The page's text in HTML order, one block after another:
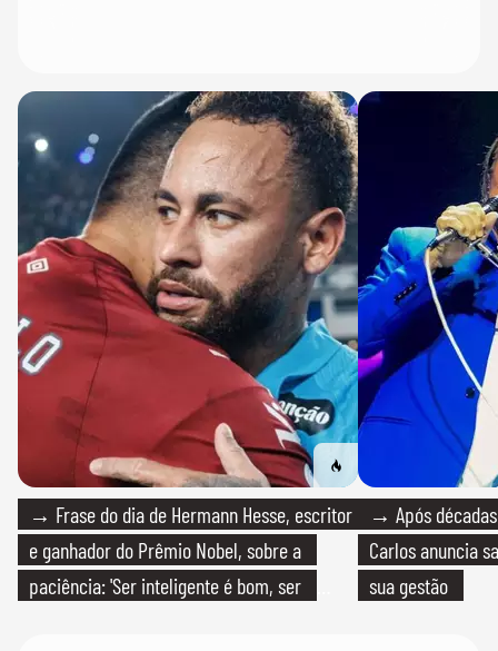
→ Frase do dia de Hermann Hesse, escritor
e ganhador do Prêmio Nobel, sobre a
paciência: 'Ser inteligente é bom, ser
→ Após
Carlos anuncia
sua gestão